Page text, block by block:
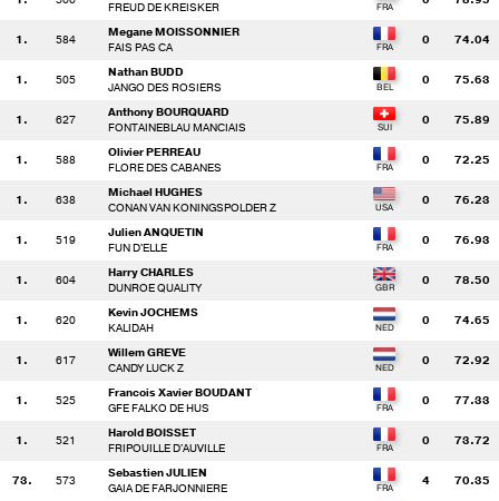
FREUD DE KREISKER
1. 584
Megane MOISSONNIER
FAIS PAS CA
0 74.04
1. 505
Nathan BUDD
JANGO DES ROSIERS
0 75.63
1. 627
Anthony BOURQUARD
FONTAINEBLAU MANCIAIS
0 75.89
1. 588
Olivier PERREAU
FLORE DES CABANES
0 72.25
1. 638
Michael HUGHES
CONAN VAN KONINGSPOLDER Z
0 76.23
1. 519
Julien ANQUETIN
FUN D'ELLE
0 76.93
1. 604
Harry CHARLES
DUNROE QUALITY
0 78.50
1. 620
Kevin JOCHEMS
KALIDAH
0 74.65
1. 617
Willem GREVE
CANDY LUCK Z
0 72.92
1. 525
Francois Xavier BOUDANT
GFE FALKO DE HUS
0 77.33
1. 521
Harold BOISSET
FRIPOUILLE D'AUVILLE
0 73.72
73. 573
Sebastien JULIEN
GAIA DE FARJONNIERE
4 70.35